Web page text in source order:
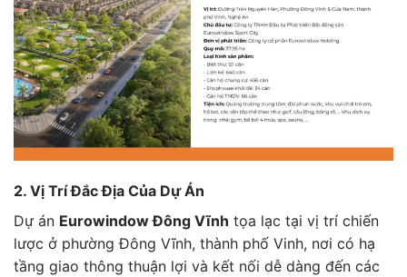
2. Vị Trí Đắc Địa Của Dự Án
Dự án Eurowindow Đông Vĩnh tọa lạc tại vị trí chiến
lược ở phường Đông Vĩnh, thành phố Vinh, nơi có hạ
tầng giao thông thuận lợi và kết nối dễ dàng đến các